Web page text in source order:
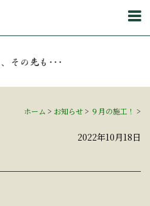
ホーム > お知らせ> ９月の施工！ >
2022年10月18日